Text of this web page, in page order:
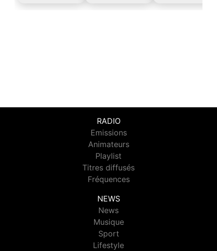
RADIO
Emissions
Animateurs
Playlist
Titres diffusés
Fréquences
NEWS
News
Musique
Sport
Lifestyle